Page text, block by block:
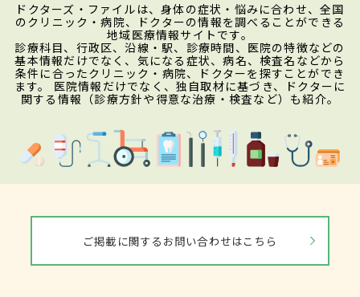
ドクターズ・ファイルは、身体の症状・悩みに合わせ、全国
のクリニック・病院、ドクターの情報を調べることができる
地域医療情報サイトです。
診療科目、行政区、沿線・駅、診療時間、医院の特徴などの
基本情報だけでなく、気になる症状、病名、検査名などから
条件に合ったクリニック・病院、ドクターを探すことができ
ます。 医院情報だけでなく、独自取材に基づき、ドクターに
関する情報（診療方針や得意な治療・検査など）も紹介。
ご掲載に関するお問い合わせはこちら